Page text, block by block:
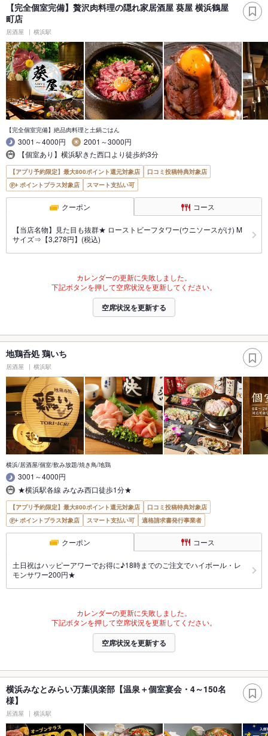
【完全個室完備】贅沢肉料理の隠れ家居酒屋 葵屋 横浜鶴屋
町店
居酒屋 横浜駅
【完全個室完備】絶品肉料理と土鍋ごはん
3001～4000円
2001～3000円
【個室あり】横浜駅きた西口より徒歩約3分
【アプリ予約限定】最大800ポイント還元対象店
口コミ投稿特典対象店
ポイントプラス対象店
スマート支払い可
クーポン コース
【当店名物】見た目も抜群★ ローストビーフタワー(ウニソースがけ) M
サイズ⇒【3,278円】(税込)
カレンダーの更新に失敗しました。
下記ボタンを押して空席状況を更新してください。
空席状況を更新する
地鶏呑処 鶏いち
居酒屋 横浜駅
横浜/居酒屋/個室/飲み放題/焼き鳥/地鶏
3001～4000円
★横浜駅各線 みなみ西口徒歩1分★
【アプリ予約限定】最大800ポイント還元対象店
口コミ投稿特典対象店
ポイントプラス対象店
スマート支払い可 適格請求書発行事業者
クーポン コース
土日祝はハッピーアワーでお得に♪18時までのご注文でハイボール・レ
モンサワー200円★
カレンダーの更新に失敗しました。
下記ボタンを押して空席状況を更新してください。
空席状況を更新する
横浜みなとみらい万葉倶楽部【温泉＋個室宴会・4～150名
様】
居酒屋 横浜駅